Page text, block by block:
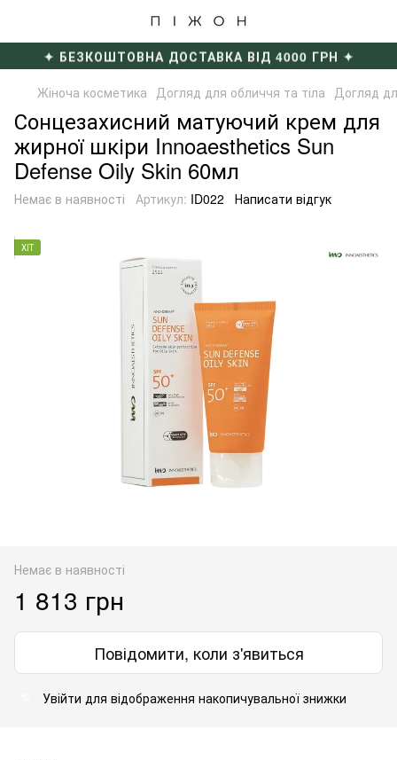
✦ БЕЗКОШТОВНА ДОСТАВКА ВІД 4000 ГРН ✦
Жіноча косметика Догляд для обличчя та тіла Догляд
Сонцезахисний матуючий крем для
жирної шкіри Innoaesthetics Sun
Defense Oily Skin 60мл
Немає в наявності Артикул: ID022 Написати відгук
ХІТ
Немає в наявності
1 813 грн
Повідомити, коли з'явиться
Увійти для відображення накопичувальної знижки